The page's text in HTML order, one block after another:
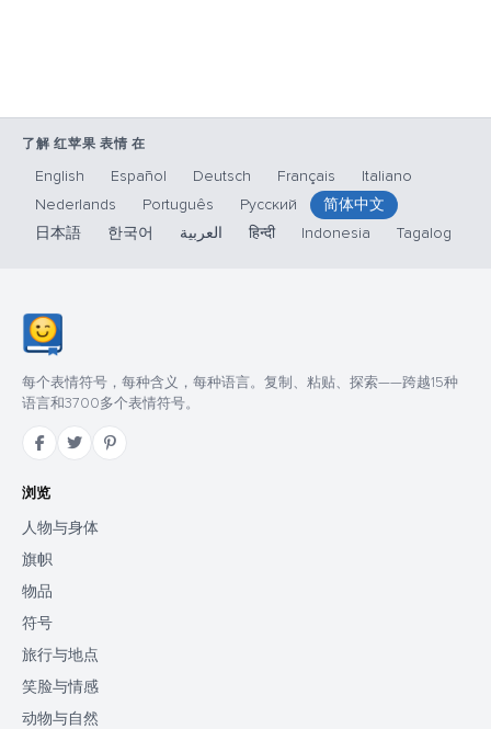
了解 红苹果 表情 在
English Español Deutsch Français
Italiano
Nederlands
Português Русский
简体中文
日本語
한국어 العربية हिन्दी Indonesia Tagalog
每个表情符号，每种含义，每种语言。复制、粘贴、探索——跨越15种
语言和3700多个表情符号。
浏览
人物与身体
旗帜
物品
符号
旅行与地点
笑脸与情感
动物与自然